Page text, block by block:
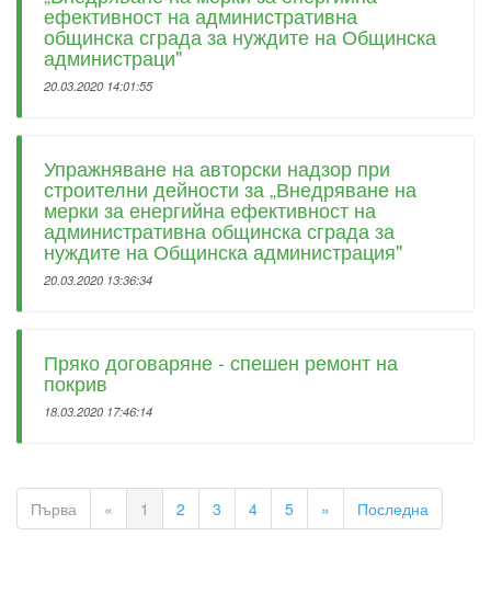
ефективност на административна
общинска сграда за нуждите на Общинска
администраци"
20.03.2020 14:01:55
Упражняване на авторски надзор при
строителни дейности за „Внедряване на
мерки за енергийна ефективност на
административна общинска сграда за
нуждите на Общинска администрация"
20.03.2020 13:36:34
Пряко договаряне - спешен ремонт на
покрив
18.03.2020 17:46:14
Първа « 1 2 3 4 5 » Последна